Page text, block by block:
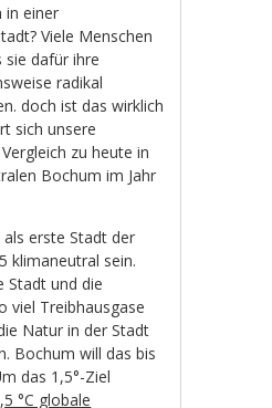
in einer
Viele Menschen
sie dafür ihre
radikal
doch ist das wirklich
sich unsere
zu heute in
Bochum im Jahr
erste Stadt der
klimaneutral sein.
Stadt und die
viel Treibhausgase
Natur in der Stadt
Bochum will das bis
das 1,5°-Ziel
°C globale